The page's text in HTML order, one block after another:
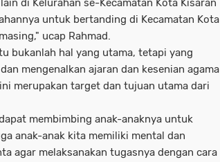
di Kelurahan se-Kecamatan Kota Kisaran
untuk bertanding di Kecamatan Kota
ucap Rahmad.
bukanlah hal yang utama, tetapi yang
mengenalkan ajaran dan kesenian agama
merupakan target dan tujuan utama dari
membimbing anak-anaknya untuk
anak-anak kita memiliki mental dan
agar melaksanakan tugasnya dengan cara